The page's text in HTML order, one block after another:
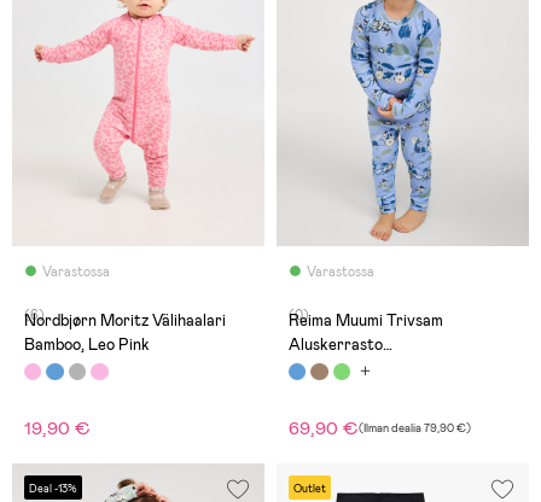
Varastossa
(6)
Nordbjørn Moritz Välihaalari
Bamboo, Leo Pink
19,90 €
Varastossa
(0)
Reima Muumi Trivsam
Aluskerrasto
Merinovillasekoite, Airy Blue
69,90 €(Ilman dealia79,90 €)
Deal -13% Outlet